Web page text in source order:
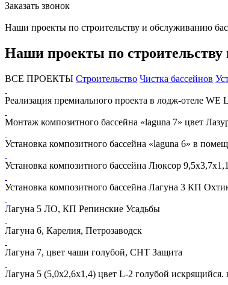
Заказать звонок
Наши проекты по строительству и обслуживанию
Наши проекты по строительству
ВСЕ ПРОЕКТЫ Строительство Чистка бассейнов
Реализация премиального проекта в лодж-отеле WE
Монтаж композитного бассейна «laguna 7» цвет
Установка композитного бассейна «laguna 6» в
Установка композитного бассейна Люксор
Установка композитного бассейна Лагуна 3 КП
Лагуна 5 ЛО, КП Репинские Усадьбы
Лагуна 6, Карелия, Петрозаводск
Лагуна 7, цвет чаши голубой, СНТ Защита
Лагуна 5 (5,0х2,6х1,4) цвет L-2 голубой